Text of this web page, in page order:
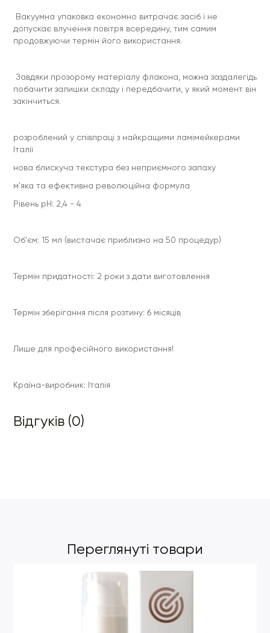
Вакуумна упаковка економно витрачає засіб і не
допускає влучення повітря всередину, тим самим
продовжуючи термін його використання.
Завдяки прозорому матеріалу флакона, можна заздалегідь
побачити залишки складу і передбачити, у який момент він
закінчиться.
розроблений у співпраці з найкращими ламімейкерами
Італії
нова блискуча текстура без неприємного запаху
м'яка та ефективна революційна формула
Рівень pH: 2,4 - 4
Об'єм: 15 мл (вистачає приблизно на 50 процедур)
Термін придатності: 2 роки з дати виготовлення
Термін зберігання після розтину: 6 місяців
Лише для професійного використання!
Країна-виробник: Італія
Відгуків (0)
Переглянуті товари